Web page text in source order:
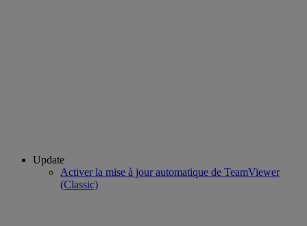
Update
Activer la mise à jour automatique de TeamViewer
(Classic)